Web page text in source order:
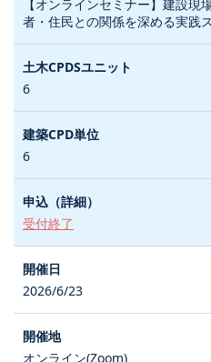
【オンラインセミナー】建設
者・住民との関係を深める実践
6
6
受付終了
2026/6/23
オンライン(Zoom)